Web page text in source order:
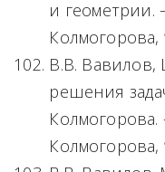
и
Колмогорова,
В.В.
решения
Колмогорова,